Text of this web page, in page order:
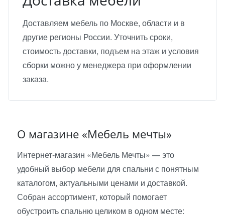
Доставляем мебель по Москве, области и в
другие регионы России. Уточнить сроки,
стоимость доставки, подъем на этаж и условия
сборки можно у менеджера при оформлении
заказа.
О магазине «Мебель мечты»
Интернет-магазин «Мебель Мечты» — это
удобный выбор мебели для спальни с понятным
каталогом, актуальными ценами и доставкой.
Собран ассортимент, который помогает
обустроить спальню целиком в одном месте: